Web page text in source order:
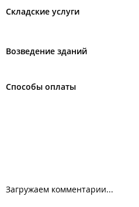
Складские услуги
Возведение зданий
Способы оплаты
Загружаем комментарии...